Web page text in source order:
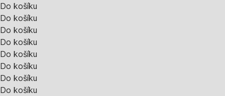
Do košíku
Do košíku
Do košíku
Do košíku
Do košíku
Do košíku
Do košíku
Do košíku